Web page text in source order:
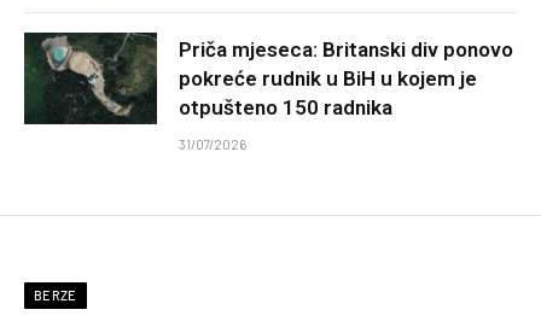
Priča mjeseca: Britanski div ponovo
pokreće rudnik u BiH u kojem je
otpušteno 150 radnika
31/07/2026
BERZE